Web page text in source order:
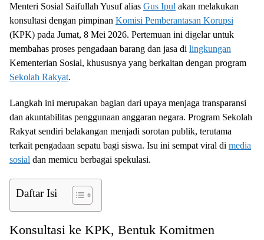
Menteri Sosial Saifullah Yusuf alias Gus Ipul akan melakukan
konsultasi dengan pimpinan Komisi Pemberantasan Korupsi
(KPK) pada Jumat, 8 Mei 2026. Pertemuan ini digelar untuk
membahas proses pengadaan barang dan jasa di lingkungan
Kementerian Sosial, khususnya yang berkaitan dengan program
Sekolah Rakyat.
Langkah ini merupakan bagian dari upaya menjaga transparansi
dan akuntabilitas penggunaan anggaran negara. Program Sekolah
Rakyat sendiri belakangan menjadi sorotan publik, terutama
terkait pengadaan sepatu bagi siswa. Isu ini sempat viral di media
sosial dan memicu berbagai spekulasi.
Daftar Isi
Konsultasi ke KPK, Bentuk Komitmen